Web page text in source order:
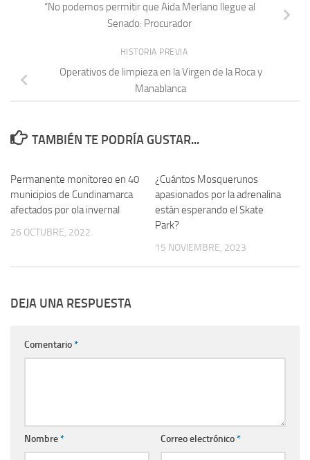
“No podemos permitir que Aida Merlano llegue al
Senado: Procurador
HISTORIA PREVIA
Operativos de limpieza en la Virgen de la Roca y
Manablanca
TAMBIÉN TE PODRÍA GUSTAR...
Permanente monitoreo en 40
municipios de Cundinamarca
afectados por ola invernal
26 OCTUBRE, 2022
¿Cuántos Mosquerunos
apasionados por la adrenalina
están esperando el Skate
Park?
15 NOVIEMBRE, 2023
DEJA UNA RESPUESTA
Comentario*
Nombre* Correo electrónico*